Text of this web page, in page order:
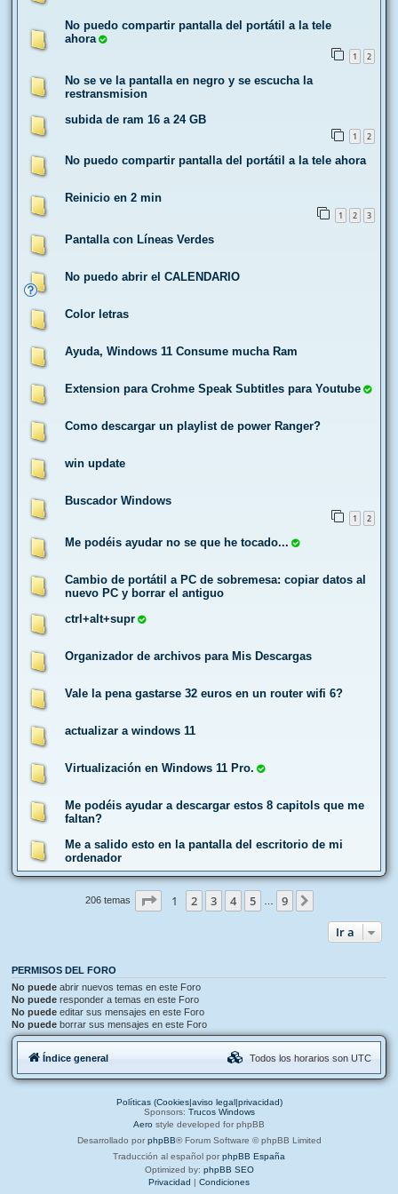
No puedo compartir pantalla del portátil a la tele
ahora
1 2
No se ve la pantalla en negro y se escucha la
restransmision
subida de ram 16 a 24 GB
1 2
No puedo compartir pantalla del portátil a la tele ahora
Reinicio en 2 min
1 2 3
Pantalla con Líneas Verdes
No puedo abrir el CALENDARIO
Color letras
Ayuda, Windows 11 Consume mucha Ram
Extension para Crohme Speak Subtitles para Youtube
Como descargar un playlist de power Ranger?
win update
Buscador Windows
1 2
Me podéis ayudar no se que he tocado...
Cambio de portátil a PC de sobremesa: copiar datos al
nuevo PC y borrar el antiguo
ctrl+alt+supr
Organizador de archivos para Mis Descargas
Vale la pena gastarse 32 euros en un router wifi 6?
actualizar a windows 11
Virtualización en Windows 11 Pro.
Me podéis ayudar a descargar estos 8 capitols que me
faltan?
Me a salido esto en la pantalla del escritorio de mi
ordenador
206 temas Página de
1 2 3 4 5 9
Ir a
PERMISOS DEL FORO
No puede abrir nuevos temas en este Foro
No puede responder a temas en este Foro
No puede editar sus mensajes en este Foro
No puede borrar sus mensajes en este Foro
Índice general Todos los horarios son UTC
Políticas (Cookies|aviso legal|privacidad)
Sponsors: Trucos Windows
Aero style developed for phpBB
Desarrollado por phpBB® Forum Software © phpBB Limited
Traducción al español por phpBB España
Optimized by: phpBB SEO
Privacidad | Condiciones